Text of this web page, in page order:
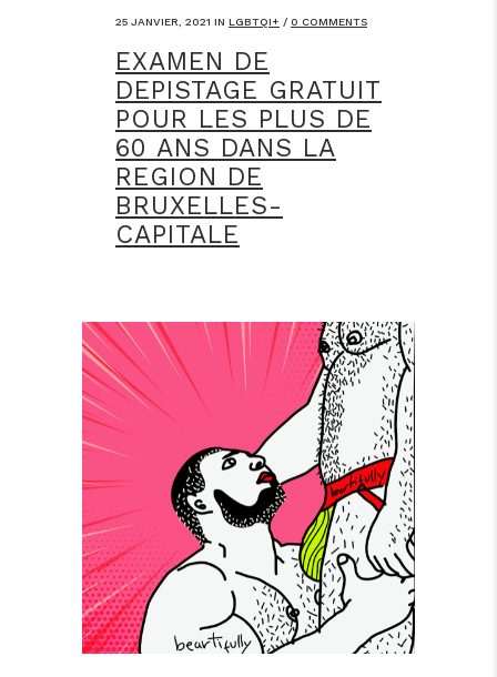
25 JANVIER, 2021 IN LGBTQI+ / 0 COMMENTS
EXAMEN DE
DEPISTAGE GRATUIT
POUR LES PLUS DE
60 ANS DANS LA
REGION DE
BRUXELLES-
CAPITALE